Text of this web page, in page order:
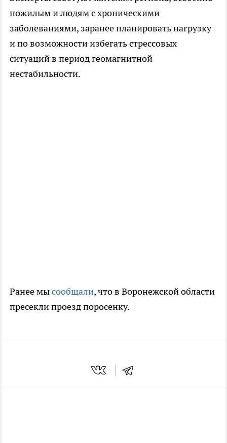
пожилым и людям с хроническими
заболеваниями, заранее планировать нагрузку
и по возможности избегать стрессовых
ситуаций в период геомагнитной
нестабильности.
Ранее мысообщали, что в Воронежской области
пресекли проезд поросенку.